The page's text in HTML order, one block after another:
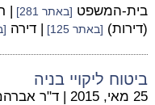
בית-המשפט [באתר 281] |
(דירות) [באתר 125] | דירה
ביטוח ליקויי בניה
25 מאי, 2015 | ד"ר